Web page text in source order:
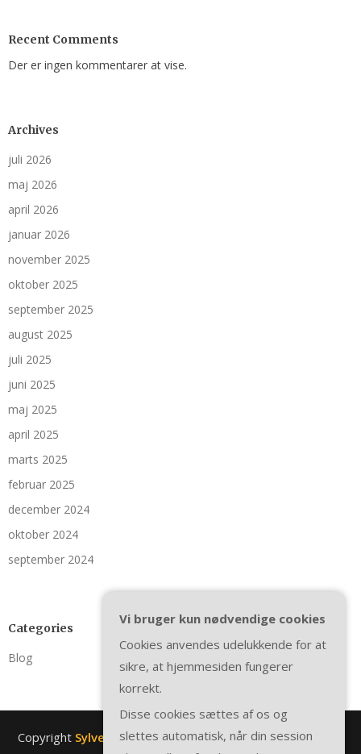
Recent Comments
Der er ingen kommentarer at vise.
Archives
juli 2026
maj 2026
april 2026
januar 2026
november 2025
oktober 2025
september 2025
august 2025
juli 2025
juni 2025
maj 2025
april 2025
marts 2025
februar 2025
december 2024
oktober 2024
september 2024
Categories
Blog
Copyright Sylvestbang.dk. All rights reserved.| Theme by
Vi bruger kun nødvendige cookies
Cookies anvendes udelukkende for at
sikre, at hjemmesiden fungerer
korrekt.
Disse cookies sættes af os og
slettes automatisk, når din session